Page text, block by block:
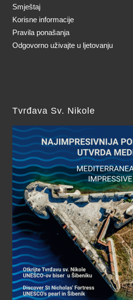
Smještaj
Korisne informacije
Pravila ponašanja
Odgovorno uživajte u ljetovanju
Tvrđava Sv. Nikole